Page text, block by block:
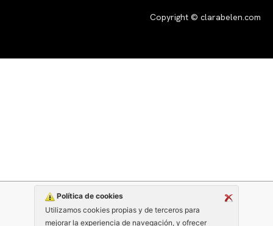
Política de cookies
Utilizamos cookies propias y de terceros para
mejorar la experiencia de navegación, y ofrecer
Copyright © clarabelen.com